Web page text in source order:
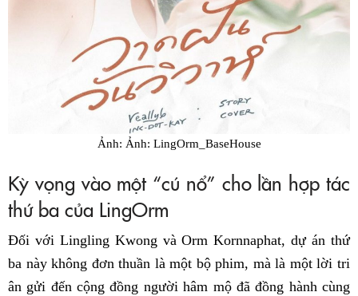
Ảnh: Ảnh: LingOrm_BaseHouse
Kỳ vọng vào một “cú nổ” cho lần hợp tác
thứ ba của LingOrm
Đối với Lingling Kwong và Orm Kornnaphat, dự án thứ
ba này không đơn thuần là một bộ phim, mà là một lời tri
ân gửi đến cộng đồng người hâm mộ đã đồng hành cùng